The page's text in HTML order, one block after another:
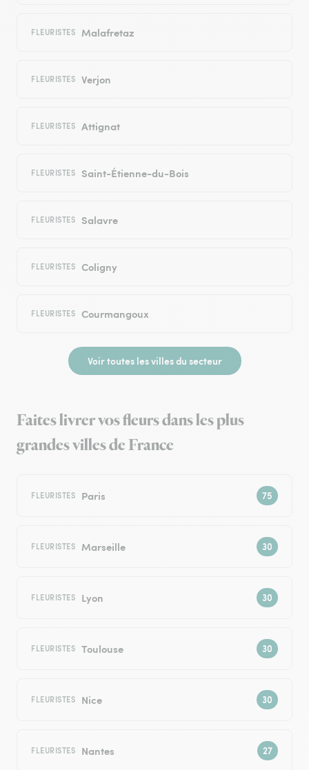
FLEURISTES Malafretaz
FLEURISTES Verjon
FLEURISTES Attignat
FLEURISTES Saint-Étienne-du-Bois
FLEURISTES Salavre
FLEURISTES Coligny
FLEURISTES Courmangoux
Voir toutes les villes du secteur
Faites livrer vos fleurs dans les plus
grandes villes de France
FLEURISTES Paris
FLEURISTES Marseille
FLEURISTES Lyon
FLEURISTES Toulouse
FLEURISTES Nice
FLEURISTES Nantes